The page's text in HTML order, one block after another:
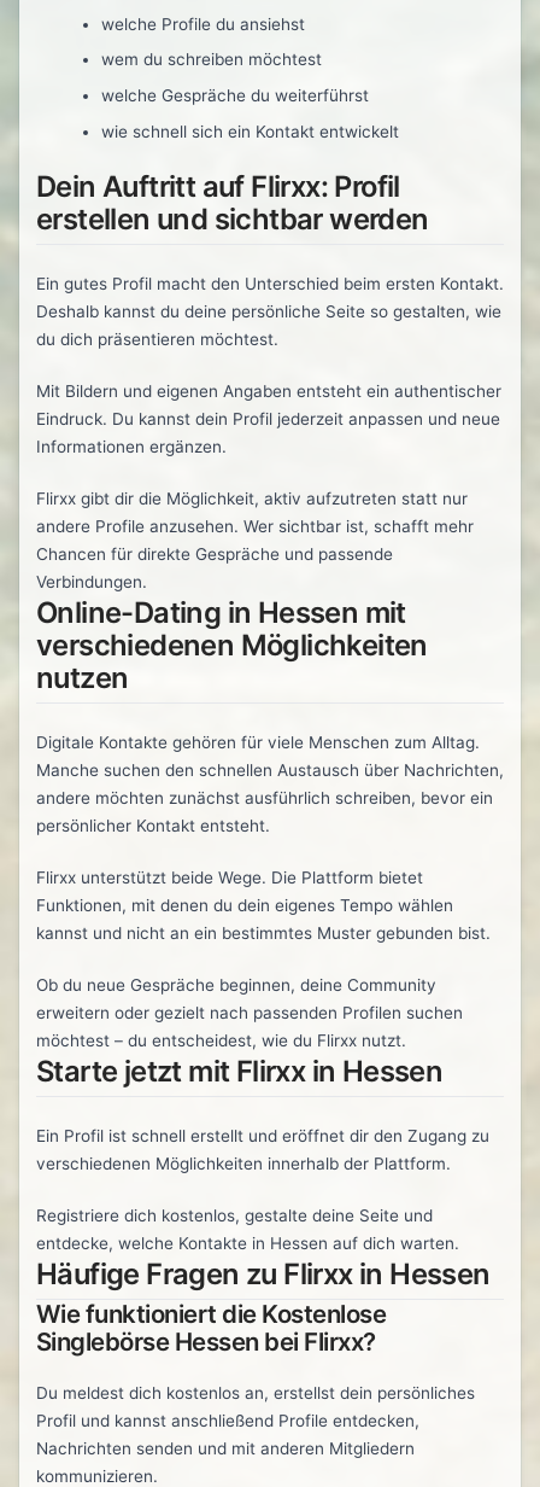
welche Profile du ansiehst
wem du schreiben möchtest
welche Gespräche du weiterführst
wie schnell sich ein Kontakt entwickelt
Dein Auftritt auf Flirxx: Profil
erstellen und sichtbar werden
Ein gutes Profil macht den Unterschied beim ersten Kontakt.
Deshalb kannst du deine persönliche Seite so gestalten, wie
du dich präsentieren möchtest.
Mit Bildern und eigenen Angaben entsteht ein authentischer
Eindruck. Du kannst dein Profil jederzeit anpassen und neue
Informationen ergänzen.
Flirxx gibt dir die Möglichkeit, aktiv aufzutreten statt nur
andere Profile anzusehen. Wer sichtbar ist, schafft mehr
Chancen für direkte Gespräche und passende
Verbindungen.
Online-Dating in Hessen mit
verschiedenen Möglichkeiten
nutzen
Digitale Kontakte gehören für viele Menschen zum Alltag.
Manche suchen den schnellen Austausch über Nachrichten,
andere möchten zunächst ausführlich schreiben, bevor ein
persönlicher Kontakt entsteht.
Flirxx unterstützt beide Wege. Die Plattform bietet
Funktionen, mit denen du dein eigenes Tempo wählen
kannst und nicht an ein bestimmtes Muster gebunden bist.
Ob du neue Gespräche beginnen, deine Community
erweitern oder gezielt nach passenden Profilen suchen
möchtest – du entscheidest, wie du Flirxx nutzt.
Starte jetzt mit Flirxx in Hessen
Ein Profil ist schnell erstellt und eröffnet dir den Zugang zu
verschiedenen Möglichkeiten innerhalb der Plattform.
Registriere dich kostenlos, gestalte deine Seite und
entdecke, welche Kontakte in Hessen auf dich warten.
Häufige Fragen zu Flirxx in Hessen
Wie funktioniert die Kostenlose
Singlebörse Hessen bei Flirxx?
Du meldest dich kostenlos an, erstellst dein persönliches
Profil und kannst anschließend Profile entdecken,
Nachrichten senden und mit anderen Mitgliedern
kommunizieren.